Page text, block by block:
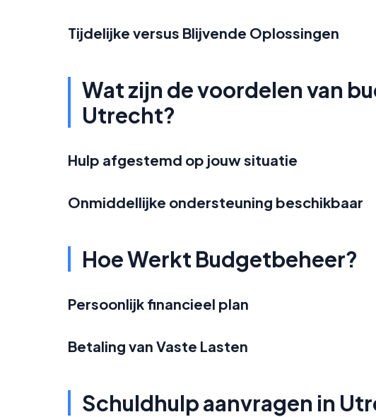
Tijdelijke versus Blijvende Oplossingen
Wat zijn de voordelen van
Utrecht?
Hulp afgestemd op jouw situatie
Onmiddellijke ondersteuning beschikbaar
Hoe Werkt Budgetbeheer?
Persoonlijk financieel plan
Betaling van Vaste Lasten
Schuldhulp aanvragen in